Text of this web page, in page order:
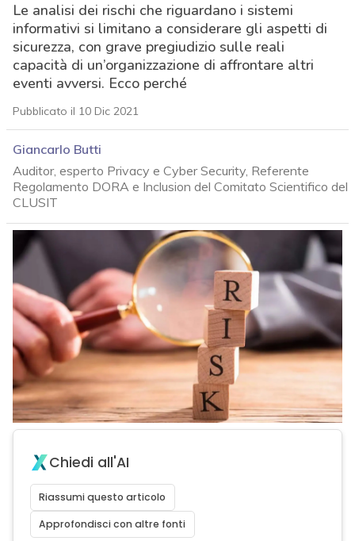
Le analisi dei rischi che riguardano i sistemi
informativi si limitano a considerare gli aspetti di
sicurezza, con grave pregiudizio sulle reali
capacità di un’organizzazione di affrontare altri
eventi avversi. Ecco perché
Pubblicato il 10 Dic 2021
Giancarlo Butti
Auditor, esperto Privacy e Cyber Security, Referente
Regolamento DORA e Inclusion del Comitato Scientifico del
CLUSIT
Chiedi all'AI
Riassumi questo articolo
Approfondisci con altre fonti